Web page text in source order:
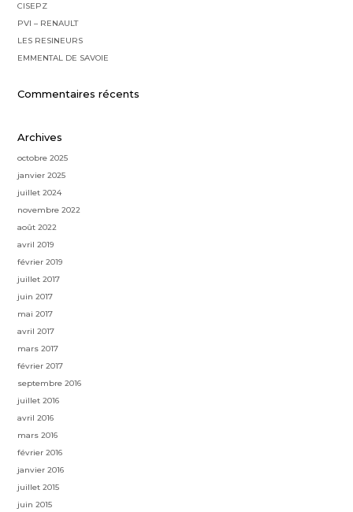
CISEPZ
PVI – RENAULT
LES RESINEURS
EMMENTAL DE SAVOIE
Commentaires récents
Archives
octobre 2025
janvier 2025
juillet 2024
novembre 2022
août 2022
avril 2019
février 2019
juillet 2017
juin 2017
mai 2017
avril 2017
mars 2017
février 2017
septembre 2016
juillet 2016
avril 2016
mars 2016
février 2016
janvier 2016
juillet 2015
juin 2015